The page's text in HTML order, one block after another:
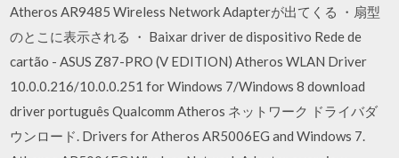
Atheros AR9485 Wireless Network Adapterが出てくる ・扇型
のとこに表示される ・ Baixar driver de dispositivo Rede de
cartão - ASUS Z87-PRO (V EDITION) Atheros WLAN Driver
10.0.0.216/10.0.0.251 for Windows 7/Windows 8 download
driver português Qualcomm Atheros ネットワーク ドライバダ
ウンロード. Drivers for Atheros AR5006EG and Windows 7.